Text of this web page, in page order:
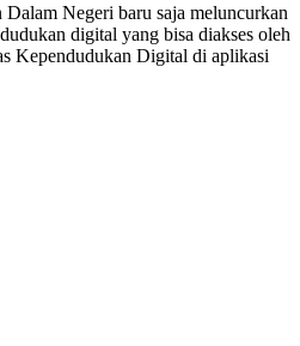
Negeri baru saja meluncurkan
digital yang bisa diakses oleh
Kependudukan Digital di aplikasi